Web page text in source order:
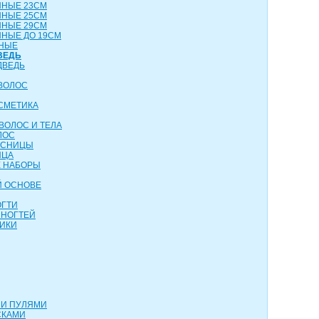
23СМ
25СМ
29СМ
ДО 19СМ
И ТЕЛА
НАБОРЫ
ОСНОВЕ
ПУЛЯМИ